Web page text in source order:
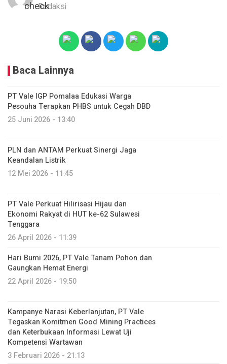
Redaksi
Baca Lainnya
PT Vale IGP Pomalaa Edukasi Warga
Pesouha Terapkan PHBS untuk Cegah DBD
25 Juni 2026 - 13:40
PLN dan ANTAM Perkuat Sinergi Jaga
Keandalan Listrik
12 Mei 2026 - 11:45
PT Vale Perkuat Hilirisasi Hijau dan
Ekonomi Rakyat di HUT ke-62 Sulawesi
Tenggara
26 April 2026 - 11:39
Hari Bumi 2026, PT Vale Tanam Pohon dan
Gaungkan Hemat Energi
22 April 2026 - 19:50
Kampanye Narasi Keberlanjutan, PT Vale
Tegaskan Komitmen Good Mining Practices
dan Keterbukaan Informasi Lewat Uji
Kompetensi Wartawan
3 Februari 2026 - 21:13